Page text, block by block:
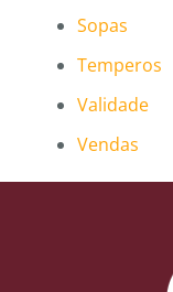
Sopas
Temperos
Validade
Vendas